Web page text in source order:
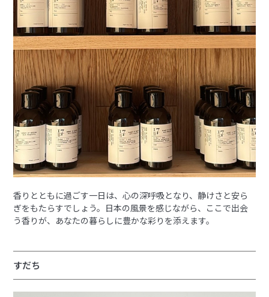
香りとともに過ごす一日は、心の深呼吸となり、静けさと安ら
ぎをもたらすでしょう。日本の風景を感じながら、ここで出会
う香りが、あなたの暮らしに豊かな彩りを添えます。
すだち